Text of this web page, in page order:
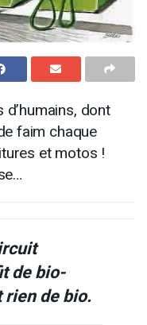
dont
faim chaque
et motos !
de bio-
rien de bio.